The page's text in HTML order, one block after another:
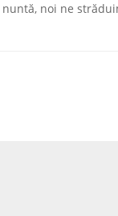
noi ne